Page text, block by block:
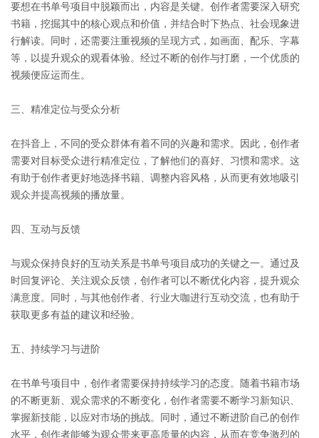
要想在书单号项目中脱颖而出，内容是关键。创作者需要深入研究
书籍，挖掘其中的核心观点和价值，并结合时下热点、社会现象进
行解读。同时，还需要注重视频的呈现方式，如画面、配乐、字幕
等，以提升观众的观看体验。经过不断的创作与打磨，一个优质的
视频便应运而生。
三、精准定位与受众分析
在抖音上，不同的受众群体有着不同的兴趣和需求。因此，创作者
需要对目标受众进行精准定位，了解他们的喜好、习惯和需求。这
有助于创作者更好地选择书籍、调整内容风格，从而更有效地吸引
观众并提高视频的播放量。
四、互动与反馈
与观众保持良好的互动关系是书单号项目成功的关键之一。通过及
时回复评论、关注观众反馈，创作者可以不断优化内容，提升观众
满意度。同时，与其他创作者、行业大咖进行互动交流，也有助于
获取更多有益的建议和经验。
五、持续学习与进阶
在书单号项目中，创作者需要保持持续学习的态度。随着书籍市场
的不断更新、观众需求的不断变化，创作者需要不断学习新知识、
掌握新技能，以应对市场的挑战。同时，通过不断进阶自己的创作
水平，创作者能够为观众带来更高质量的内容，从而在竞争激烈的